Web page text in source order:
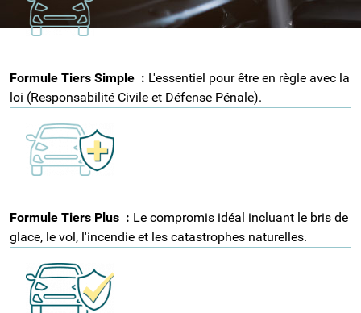
Formule Tiers Simple : L'essentiel pour être en règle avec la
loi (Responsabilité Civile et Défense Pénale).
Formule Tiers Plus : Le compromis idéal incluant le bris de
glace, le vol, l'incendie et les catastrophes naturelles.